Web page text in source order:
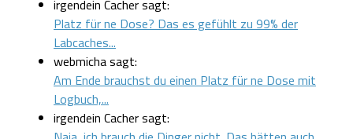
irgendein Cacher sagt:
Platz für ne Dose? Das es gefühlt zu 99% der
Labcaches...
webmicha sagt:
Am Ende brauchst du einen Platz für ne Dose mit
Logbuch,...
irgendein Cacher sagt: